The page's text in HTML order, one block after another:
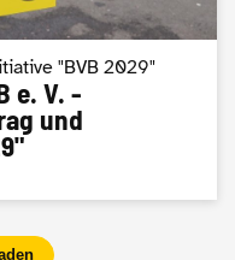
"BVB 2029"
e. V. -
und